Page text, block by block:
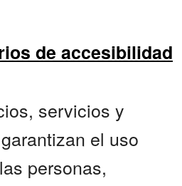
de accesibilidad
servicios y
el uso
personas,